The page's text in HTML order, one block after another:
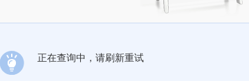
正在查询中，请刷新重试